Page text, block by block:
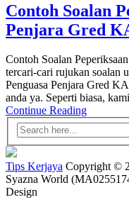
Contoh Soalan
Penjara Gred
Contoh Soalan
tercari-cari rujukan soalan
Penguasa Penjara Gred
anda ya. Seperti biasa,
Continue Reading
Tips Kerjaya Copyright ©
Syazna World
Design